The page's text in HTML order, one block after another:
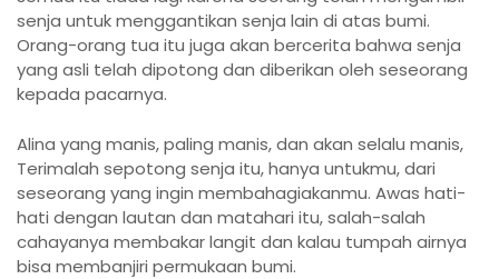
senja untuk menggantikan senja lain di atas bumi.
Orang-orang tua itu juga akan bercerita bahwa senja
yang asli telah dipotong dan diberikan oleh seseorang
kepada pacarnya.
Alina yang manis, paling manis, dan akan selalu manis,
Terimalah sepotong senja itu, hanya untukmu, dari
seseorang yang ingin membahagiakanmu. Awas hati-
hati dengan lautan dan matahari itu, salah-salah
cahayanya membakar langit dan kalau tumpah airnya
bisa membanjiri permukaan bumi.